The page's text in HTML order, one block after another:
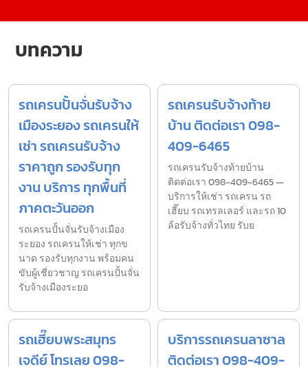
บทความ
รถเครนปั้นจั่นรับจ้าง
เมืองระยอง รถเครนให้
เช่า รถเครนรับจ้าง
ราคาถูก รองรับทุก
งาน บริการ ทุกพื้นที่
ภาคตะวันออก
รถเครนปั้นจั่นรับจ้างเมือง
ระยอง รถเครนให้เช่า ทุกข
นาด รองรับทุกงาน พร้อมคน
ขับผู้เชี่ยวชาญ รถเครนปั้นจั่น
รับจ้างเมืองระยอ
รถเครนรับจ้างท้าย
บ้าน ติดต่อเรา 098-
409-6465
รถเครนรับจ้างท้ายบ้าน
ติดต่อเรา 098-409-6465 —
บริการให้เช่า รถเครน รถ
เฮี๊ยบ รถเทรลเลอร์ และรถ 10
ล้อรับจ้างทั่วไทย รับย
รถเฮี๊ยบพระสมุทร
เจดีย์ โทรเลย 098-
บริการรถเครนลาซาล
ติดต่อเรา 098-409-